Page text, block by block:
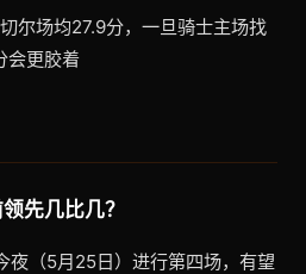
尔场均27.9分，一旦骑士主场找
会更胶着
先几比几？
夜（5月25日）进行第四场，有望